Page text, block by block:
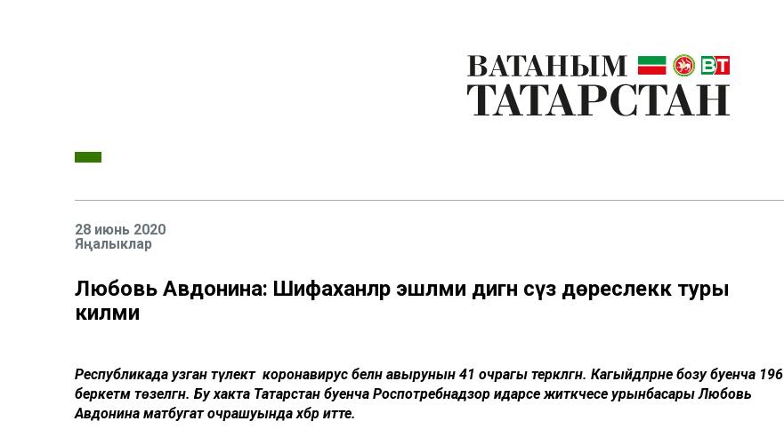
28 июнь 2020
Яңалыклар
Любовь Авдонина: Шифаханәләр эшләми дигән сүз дөреслеккә туры
килми
Республикада узган тәүлектә коронавирус белән авырунын 41 очрагы теркәлгән. Кагыйдәләрне бозу буенча 196
беркетмә төзелгән. Бу хакта Татарстан буенча Роспотребнадзор идарәсе житәкчесе урынбасары Любовь
Авдонина матбугат очрашуында хәбәр итте.